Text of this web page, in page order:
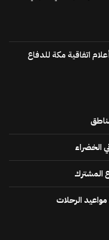
اتفاقية مكة للدفاع
الخضراء
المشترك
الرحلات